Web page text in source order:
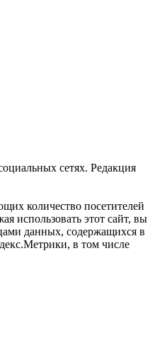
сетях. Редакция
количество посетителей
использовать этот сайт, вы
данных, содержащихся в
в том числе